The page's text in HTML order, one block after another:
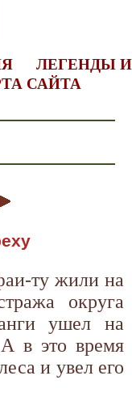
ЛЕГЕНДЫ И
САЙТА
ту жили на
округа
ушел на
в это время
и увел его